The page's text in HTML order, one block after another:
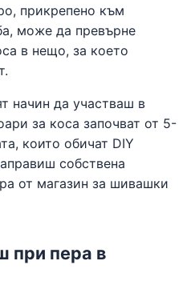
прикрепено към
може да превърне
в нещо, за което
начин да участваш в
за коса започват от 5-
които обичат DIY
собствена
от магазин за шивашки
при пера в